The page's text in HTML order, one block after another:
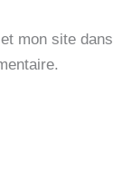
mon site dans